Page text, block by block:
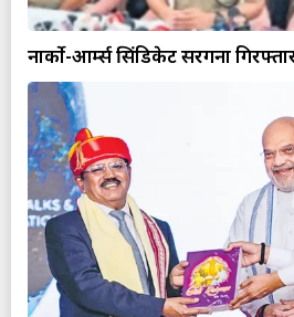
नार्को-आर्म्स सिंडिकेट सरगना